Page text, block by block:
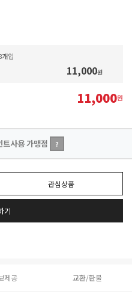
입
11,000원
11,000원
트사용 가맹점 ?
관심상품
기
제공 교환/환불